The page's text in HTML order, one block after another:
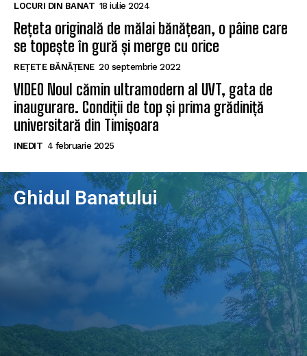
LOCURI DIN BANAT 18 iulie 2024
Rețeta originală de mălai bănățean, o pâine care
se topește în gură și merge cu orice
REȚETE BĂNĂȚENE 20 septembrie 2022
VIDEO Noul cămin ultramodern al UVT, gata de
inaugurare. Condiții de top și prima grădiniță
universitară din Timișoara
INEDIT 4 februarie 2025
Ghidul Banatului